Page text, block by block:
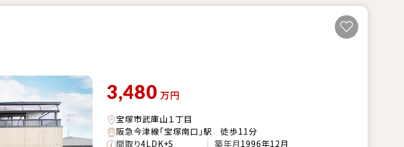
3,480 万円
宝塚市武庫山１丁目
阪急今津線「宝塚南口」駅 徒歩11分
間取り4LDK+S 築年月1996年12月